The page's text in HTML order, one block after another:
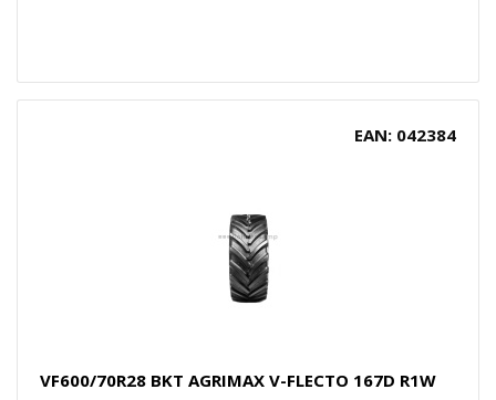
EAN: 042384
VF600/70R28 BKT AGRIMAX V-FLECTO 167D R1W